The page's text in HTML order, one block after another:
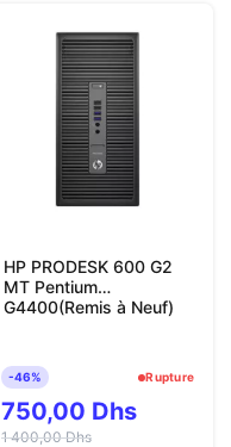
HP PRODESK 600 G2
MT Pentium
G4400(Remis à Neuf)
-46% Rupture
750,00 Dhs
1 400,00 Dhs